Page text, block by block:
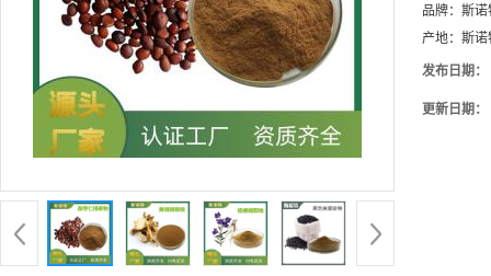
品牌： 斯诺
产地： 斯诺
发布日期：
更新日期：